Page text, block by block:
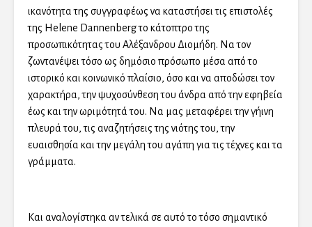
ικανότητα της συγγραφέως να καταστήσει τις επιστολές
της Helene Dannenberg το κάτοπτρο της
προσωπικότητας του Αλέξανδρου Διομήδη. Να τον
ζωντανέψει τόσο ως δημόσιο πρόσωπο μέσα από το
ιστορικό και κοινωνικό πλαίσιο, όσο και να αποδώσει τον
χαρακτήρα, την ψυχοσύνθεση του άνδρα από την εφηβεία
έως και την ωριμότητά του. Να μας μεταφέρει την γήινη
πλευρά του, τις αναζητήσεις της νιότης του, την
ευαισθησία και την μεγάλη του αγάπη για τις τέχνες και τα
γράμματα.
Και αναλογίστηκα αν τελικά σε αυτό το τόσο σημαντικό